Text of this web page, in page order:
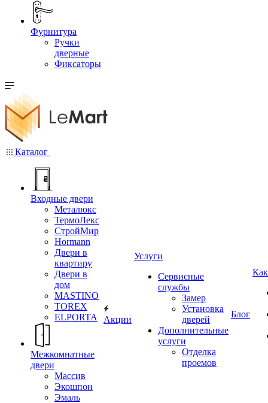
Фурнитура
Ручки
дверные
Фиксаторы
Каталог
Входные двери
Металюкс
ТермоЛекс
СтройМир
Hormann
Двери в
квартиру
Двери в
дом
MASTINO
TOREX
ELPORTA
Межкомнатные
двери
Массив
Экошпон
Эмаль
Акции
Услуги
Сервисные
службы
Замер
Установка
дверей
Дополнительные
услуги
Отделка
проемов
Блог